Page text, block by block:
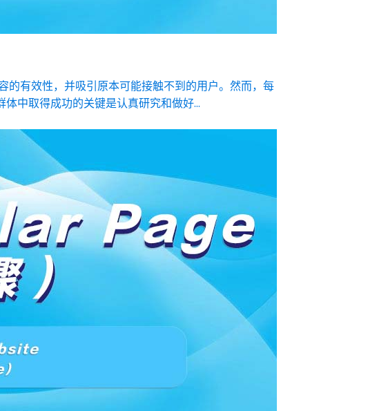
的有效性，并吸引原本可能接触不到的用户。然而，每
中取得成功的关键是认真研究和做好...